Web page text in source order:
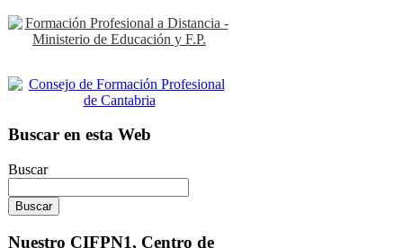
Buscar en esta Web
Buscar
Nuestro CIFPN1, Centro de